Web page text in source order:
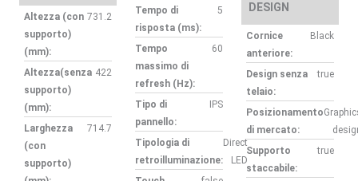
Altezza (con
supporto)
(mm):
731.2
Altezza(senza
supporto)
(mm):
422
Larghezza
(con
supporto)
714.7
Tempo di
risposta (ms):
5
Tempo
massimo di
refresh (Hz):
60
Tipo di
pannello:
IPS
Tipologia di
retroilluminazione:
Direct
LED
DESIGN
Cornice
anteriore:
Black
Design senza
telaio:
true
Posizionamento
di mercato:
Supporto
staccabile:
true